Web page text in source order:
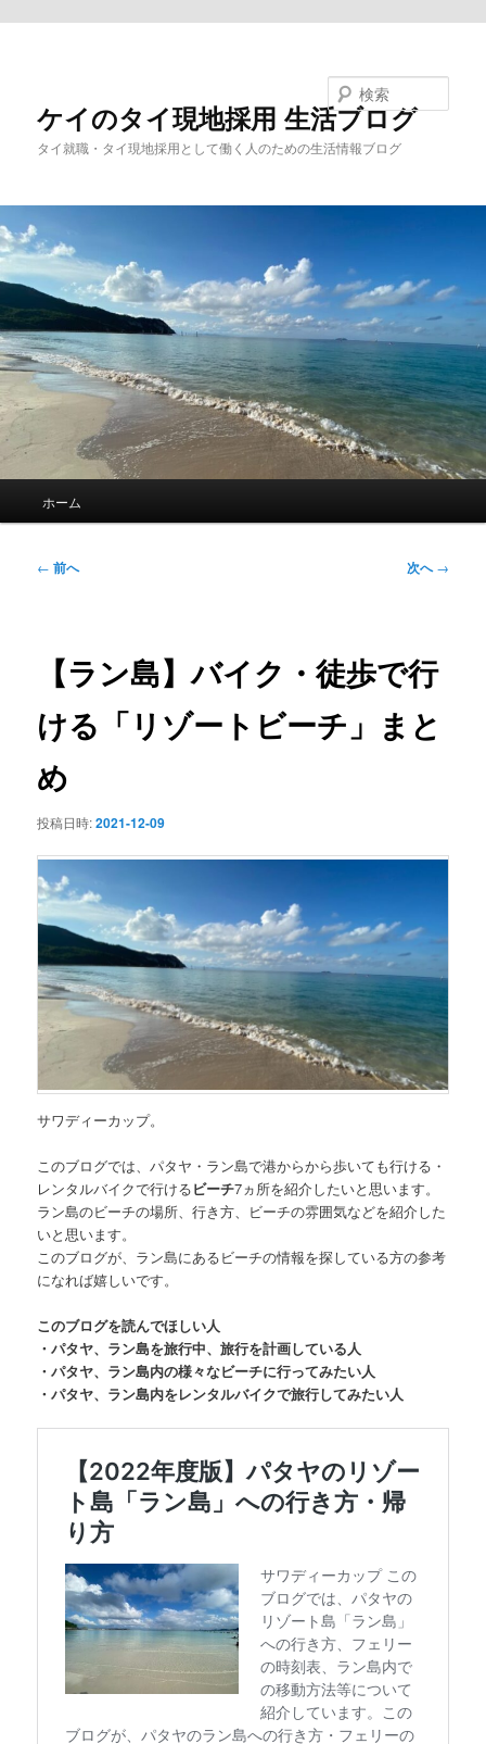
ケイのタイ現地採用 生活ブログ
タイ就職・タイ現地採用として働く人のための生活情報ブログ
ホーム
投
ョ
ン
← 前へ 次へ→
【ラン島】バイク・徒歩で行
ける「リゾートビーチ」まと
め
投稿日時:2021-12-09
サワディーカップ。
このブログでは、パタヤ・ラン島で港からから歩いても行ける・
レンタルバイクで行けるビーチ7ヵ所を紹介したいと思います。
ラン島のビーチの場所、行き方、ビーチの雰囲気などを紹介した
いと思います。
このブログが、ラン島にあるビーチの情報を探している方の参考
になれば嬉しいです。
このブログを読んでほしい人
・パタヤ、ラン島を旅行中、旅行を計画している人
・パタヤ、ラン島内の様々なビーチに行ってみたい人
・パタヤ、ラン島内をレンタルバイクで旅行してみたい人